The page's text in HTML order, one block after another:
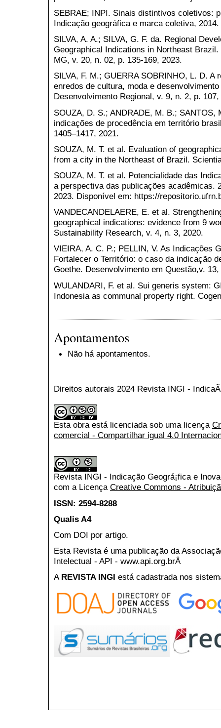
SEBRAE; INPI. Sinais distintivos coletivos:
Indicação geográfica e marca coletiva, 2014.
SILVA, A. A.; SILVA, G. F. da. Regional
Geographical Indications in Northeast
MG, v. 20, n. 02, p. 135-169, 2023.
SILVA, F. M.; GUERRA SOBRINHO, L. D. A
enredos de cultura, moda e
Desenvolvimento Regional, v. 9, n. 2, p. 107,
SOUZA, D. S.; ANDRADE, M. B.; SANTOS,
indicações de procedência em território
1405–1417, 2021.
SOUZA, M. T. et al. Evaluation of
from a city in the Northeast of Brazil.
SOUZA, M. T. et al. Potencialidade das
a perspectiva das publicações acadêmicas.
2023. Disponível em: https://
VANDECANDELAERE, E. et al.
geographical indications: evidence from 9
Sustainability Research, v. 4, n. 3, 2020.
VIEIRA, A. C. P.; PELLIN, V. As Indicações
Fortalecer o Território: o caso da indicação
Goethe. Desenvolvimento em Questão,v.
WULANDARI, F. et al. Sui generis system:
Indonesia as communal property right.
Apontamentos
Não há apontamentos.
Direitos autorais 2024 Revista INGI -
Esta obra está licenciada sob uma licença
comercial - Compartilhar igual 4.0
Revista INGI - Indicação Geográ¡fica e
com a Licença Creative Commons -
ISSN: 2594-8288
Qualis A4
Com DOI por artigo.
Esta Revista é uma publicação da
Intelectual - API - www.api.org.brÂ
A REVISTA INGI está cadastrada nos